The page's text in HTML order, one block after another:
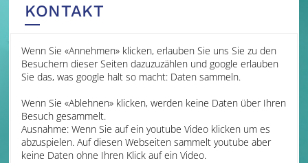
KONTAKT
NACHRICHT SENDEN
Ihre E-mail
Wenn Sie «Annehmen» klicken, erlauben Sie uns Sie zu den
Besuchern dieser Seiten dazuzuzählen und google erlauben
Sie das, was google halt so macht: Daten sammeln.
Wenn Sie «Ablehnen» klicken, werden keine Daten über Ihren
Besuch gesammelt.
Ausnahme: Wenn Sie auf ein youtube Video klicken um es
abzuspielen. Auf diesen Webseiten sammelt youtube aber
keine Daten ohne Ihren Klick auf ein Video.